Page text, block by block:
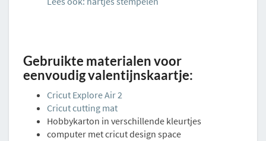
Gebruikte materialen voor
eenvoudig valentijnskaartje:
Cricut Explore Air 2
Cricut cutting mat
Hobbykarton in verschillende kleurtjes
computer met cricut design space